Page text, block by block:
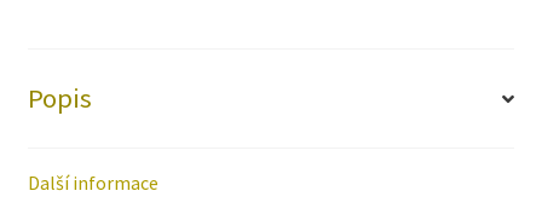
Popis
Další informace